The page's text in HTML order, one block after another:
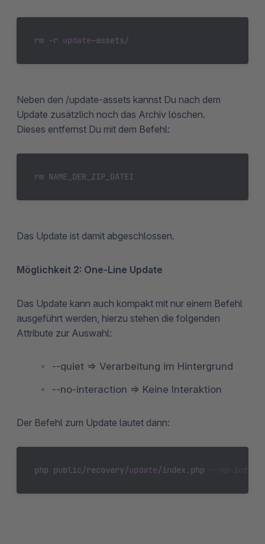
rm -r update
Neben den /update-assets kannst Du nach dem
Update zusätzlich noch das Archiv löschen.
Dieses entfernst Du mit dem Befehl:
rm NAME_DER_ZIP_DATEI
Das Update ist damit abgeschlossen.
Möglichkeit 2: One-Line Update
Das Update kann auch kompakt mit nur einem Befehl
ausgeführt werden, hierzu stehen die folgenden
Attribute zur Auswahl:
--quiet => Verarbeitung im Hintergrund
--no-interaction => Keine Interaktion
Der Befehl zum Update lautet dann:
php public/recovery/update/index.php